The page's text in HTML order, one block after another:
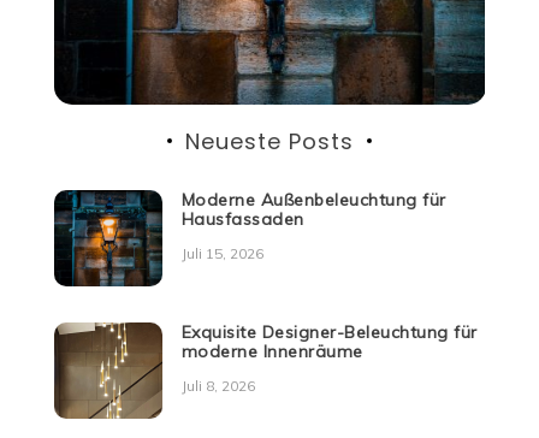
Neueste Posts
Moderne Außenbeleuchtung für
Hausfassaden
Juli 15, 2026
Exquisite Designer-Beleuchtung für
moderne Innenräume
Juli 8, 2026